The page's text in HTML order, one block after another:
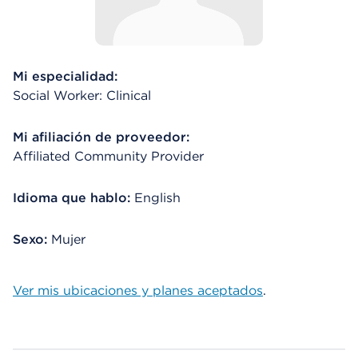
Mi especialidad:
Social Worker: Clinical
Mi afiliación de proveedor:
Affiliated Community Provider
Idioma que hablo: English
Sexo: Mujer
Ver mis ubicaciones y planes aceptados.